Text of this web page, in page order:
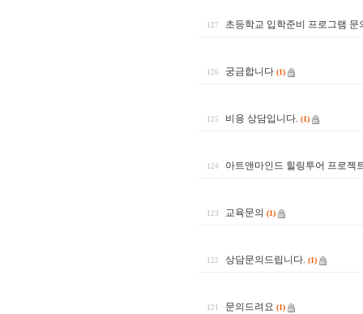
127 초등학교 입학준비 프로그램 문
126 궁금합니다 (1)
125 비용 상담입니다. (1)
124 아트앤마인드 힐링투어 프로젝
123 교육문의 (1)
122 상담문의드립니다. (1)
121 문의드려요 (1)